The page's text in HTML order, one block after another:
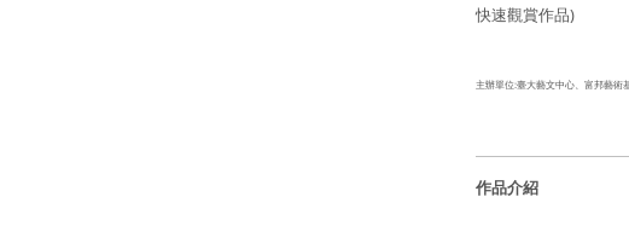
快速觀賞作品)
主辦單位:臺大藝文中心、富邦藝術
作品介紹